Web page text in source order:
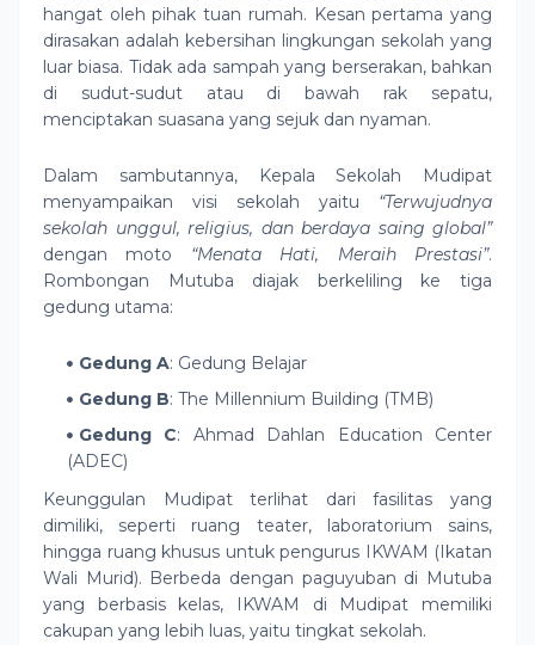
hangat oleh pihak tuan rumah. Kesan pertama yang
dirasakan adalah kebersihan lingkungan sekolah yang
luar biasa. Tidak ada sampah yang berserakan, bahkan
di sudut-sudut atau di bawah rak sepatu,
menciptakan suasana yang sejuk dan nyaman.
Dalam sambutannya, Kepala Sekolah Mudipat
menyampaikan visi sekolah yaitu “Terwujudnya
sekolah unggul, religius, dan berdaya saing global”
dengan moto “Menata Hati, Meraih Prestasi”.
Rombongan Mutuba diajak berkeliling ke tiga
gedung utama:
Gedung A: Gedung Belajar
Gedung B: The Millennium Building (TMB)
Gedung C: Ahmad Dahlan Education Center
(ADEC)
Keunggulan Mudipat terlihat dari fasilitas yang
dimiliki, seperti ruang teater, laboratorium sains,
hingga ruang khusus untuk pengurus IKWAM (Ikatan
Wali Murid). Berbeda dengan paguyuban di Mutuba
yang berbasis kelas, IKWAM di Mudipat memiliki
cakupan yang lebih luas, yaitu tingkat sekolah.